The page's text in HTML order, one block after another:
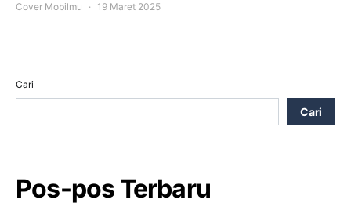
Cover Mobilmu 19 Maret 2025
Cari
Cari
Pos-pos Terbaru